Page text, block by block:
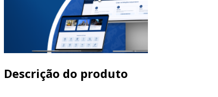
Descrição do produto